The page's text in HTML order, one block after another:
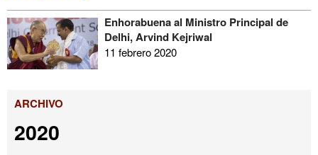
Enhorabuena al Ministro Principal de
Delhi, Arvind Kejriwal
11 febrero 2020
ARCHIVO
2020